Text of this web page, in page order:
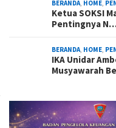
BERANDA, HOME,
Ketua SOKSI
Pentingnya
BERANDA, HOME,
IKA Unidar
Musyawarah